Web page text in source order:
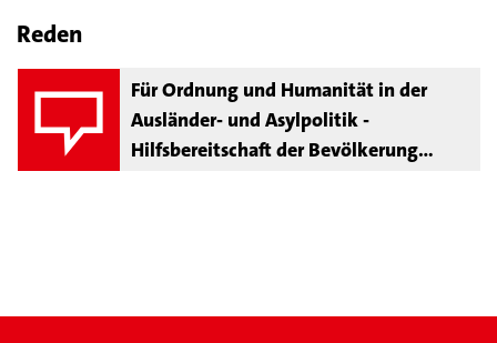
Reden
Für Ordnung und Humanität in der
Ausländer- und Asylpolitik -
Hilfsbereitschaft der Bevölkerung